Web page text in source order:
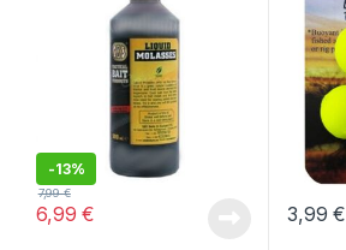
-13%
6,99€
7,99€
3,99€